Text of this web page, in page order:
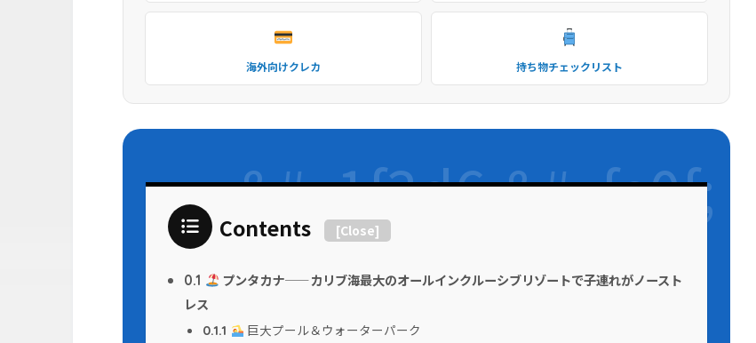
海外向けクレカ 持ち物チェックリスト
Contents [Close]
0.1
プンタカナ——カリブ海最大のオールインクルーシブリゾートで子連れがノースト
レス
0.1.1 巨大プール＆ウォーターパーク